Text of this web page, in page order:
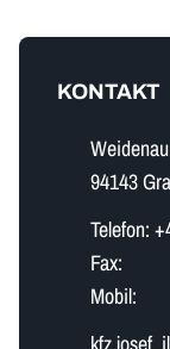
KONTAKT
94143
Telefon:
Fax:
Mobil: